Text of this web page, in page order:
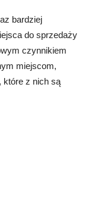
bardziej
do sprzedaży
czynnikiem
miejscom,
które z nich są